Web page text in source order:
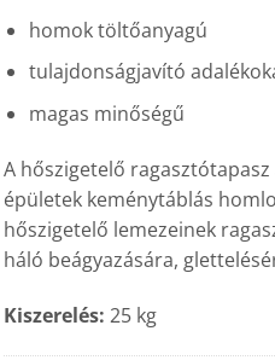
homok töltőanyagú
tulajdonságjavító
magas minőségű
A hőszigetelő
épületek keménytáblás
hőszigetelő lemezeinek
háló beágyazására,
Kiszerelés: 25 kg